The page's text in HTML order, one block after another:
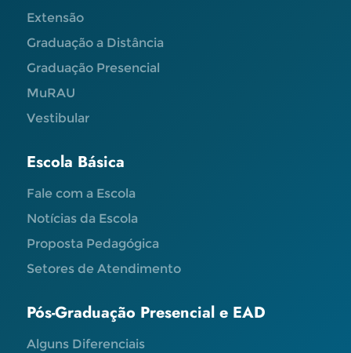
Extensão
Graduação a Distância
Graduação Presencial
MuRAU
Vestibular
Escola Básica
Fale com a Escola
Notícias da Escola
Proposta Pedagógica
Setores de Atendimento
Pós-Graduação Presencial e EAD
Alguns Diferenciais